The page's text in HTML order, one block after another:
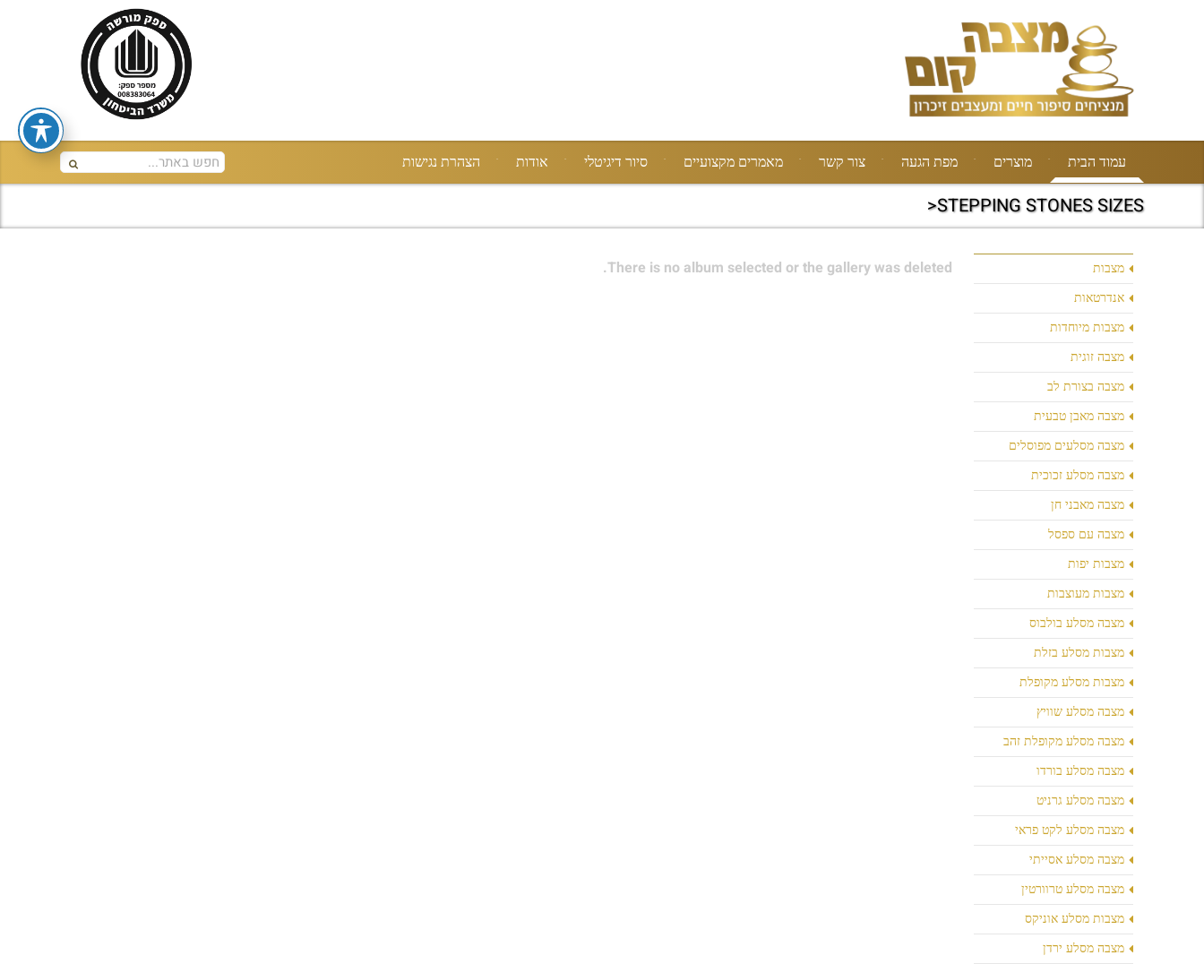
עמוד הבית מוצרים מפת הגעה צור קשר מאמרים מקצועיים סיור דיגיטלי אודות הצהרת נגישות
STEPPING STONES SIZES<
מצבות
אנדרטאות
מצבות מיוחדות
מצבה זוגית
מצבה בצורת לב
מצבה מאבן טבעית
מצבה מסלעים מפוסלים
מצבה מסלע זכוכית
מצבה מאבני חן
מצבה עם ספסל
מצבות יפות
מצבות מעוצבות
מצבה מסלע בולבוס
מצבות מסלע בזלת
מצבות מסלע מקופלת
מצבה מסלע שוויץ
מצבה מסלע מקופלת זהב
מצבה מסלע בורדו
מצבה מסלע גרניט
מצבה מסלע לקט פראי
מצבה מסלע אסייתי
מצבה מסלע טרוורטין
מצבות מסלע אוניקס
מצבה מסלע ירדן
There is no album selected or the gallery was deleted.